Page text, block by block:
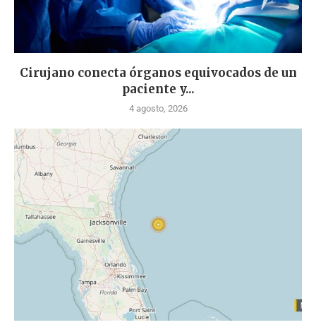
Cirujano conecta órganos equivocados de un
paciente y...
4 agosto, 2026